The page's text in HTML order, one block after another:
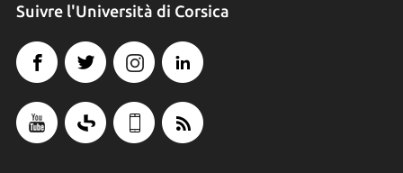
Suivre l'Università di Corsica